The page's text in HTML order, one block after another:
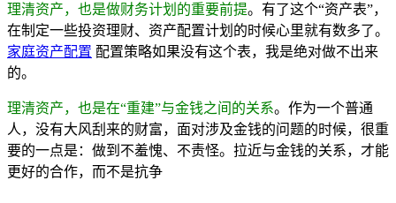
理清资产，也是做财务计划的重要前提。有了这个“资产表”，
在制定一些投资理财、资产配置计划的时候心里就有数多了。
家庭资产配置 配置策略如果没有这个表，我是绝对做不出来
的。
理清资产，也是在“重建”与金钱之间的关系。作为一个普通
人，没有大风刮来的财富，面对涉及金钱的问题的时候，很重
要的一点是：做到不羞愧、不责怪。拉近与金钱的关系，才能
更好的合作，而不是抗争